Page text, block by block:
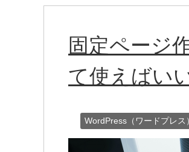
固定ページ
て使えばい
WordPress（ワードプレス）